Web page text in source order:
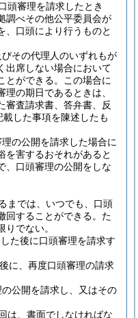
頭審理を請求したとき
調べその他公平委員会が
、口頭により行うものと
その代理人のいずれもが
出席しない場合において
ができる。
この場合に
の期日であるときは、
審査請求書、答弁書、反
載した事項を陳述したも
の公開を請求した場合に
を害するおそれがあると
、口頭審理の公開をしな
までは、いつでも、口頭
することができる。 た
でない。
た後に口頭審理を請求す
に、再度口頭審理の請求
公開を請求し、又はその
は、書面でしなければな